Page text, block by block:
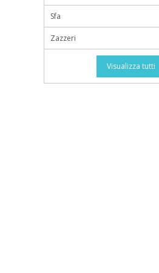
Sfa
Zazzeri
Visualizza tutti